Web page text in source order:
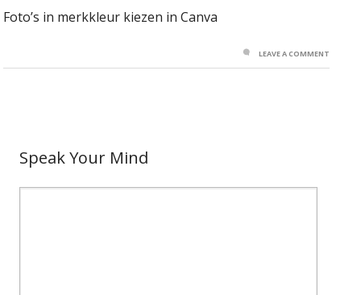
Foto’s in merkkleur kiezen in Canva
LEAVE A COMMENT
Speak Your Mind